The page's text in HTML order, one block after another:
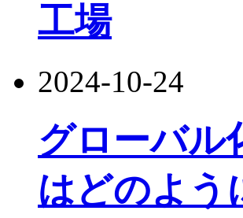
工場
2024-10-24
グローバル
はどのよう